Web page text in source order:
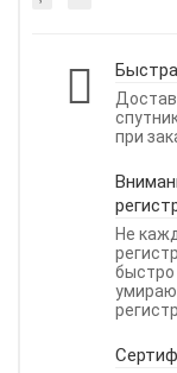
при
Не
быстро